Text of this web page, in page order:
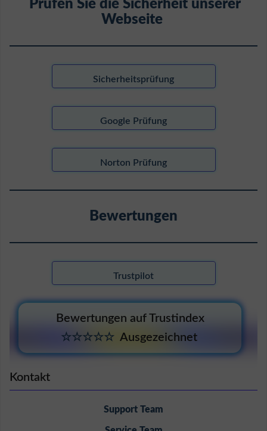
Prüfen Sie die Sicherheit unserer
Webseite
Sicherheitsprüfung
Google Prüfung
Norton Prüfung
Bewertungen
Trustpilot
Bewertungen auf Trustindex
☆☆☆☆☆ Ausgezeichnet
Kontakt
Support Team